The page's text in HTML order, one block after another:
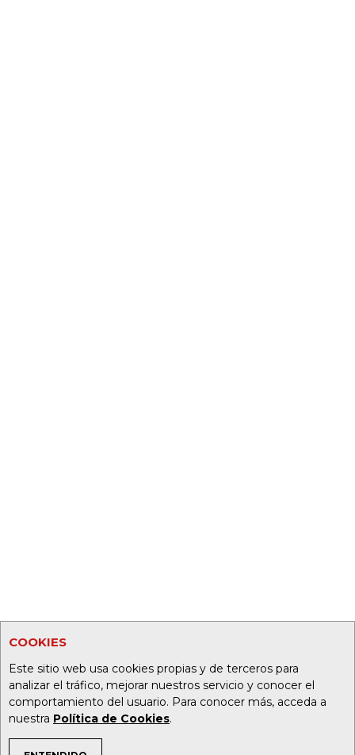
COOKIES
Este sitio web usa cookies propias y de terceros para
analizar el tráfico, mejorar nuestros servicio y conocer el
comportamiento del usuario. Para conocer más, acceda a
nuestra Política de Cookies.